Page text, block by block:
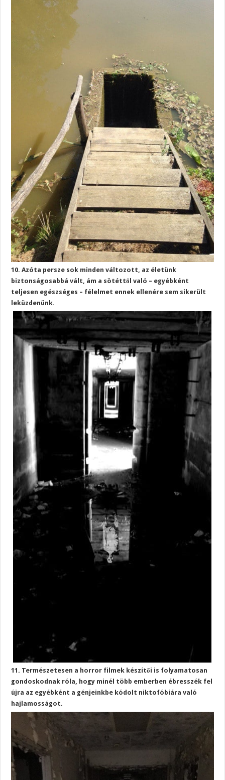
10. Azóta persze sok minden változott, az életünk
biztonságosabbá vált, ám a sötéttől való – egyébként
teljesen egészséges – félelmet ennek ellenére sem sikerült
leküzdenünk.
11. Természetesen a horror filmek készítői is folyamatosan
gondoskodnak róla, hogy minél több emberben ébresszék fel
újra az egyébként a génjeinkbe kódolt niktofóbiára való
hajlamosságot.